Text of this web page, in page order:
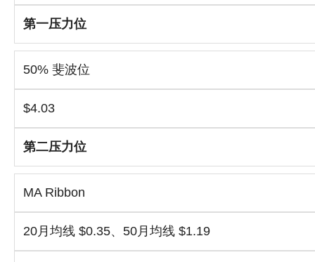
第一压力位
50% 斐波位
$4.03
第二压力位
MA Ribbon
20月均线 $0.35、50月均线 $1.19